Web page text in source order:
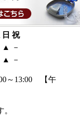
日 祝
▲
－
▲ －
～13:00 【午